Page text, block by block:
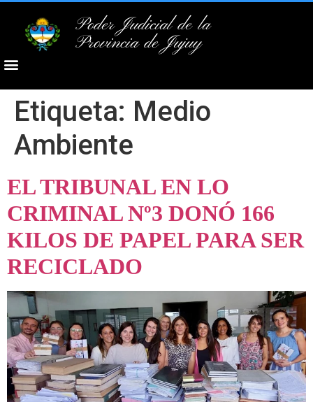
Poder Judicial de la
Provincia de Jujuy
Etiqueta: Medio
Ambiente
EL TRIBUNAL EN LO
CRIMINAL Nº3 DONÓ 166
KILOS DE PAPEL PARA SER
RECICLADO